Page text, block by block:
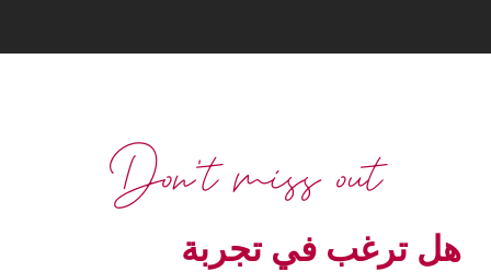
هل ترغب في تجربة
Don't miss out